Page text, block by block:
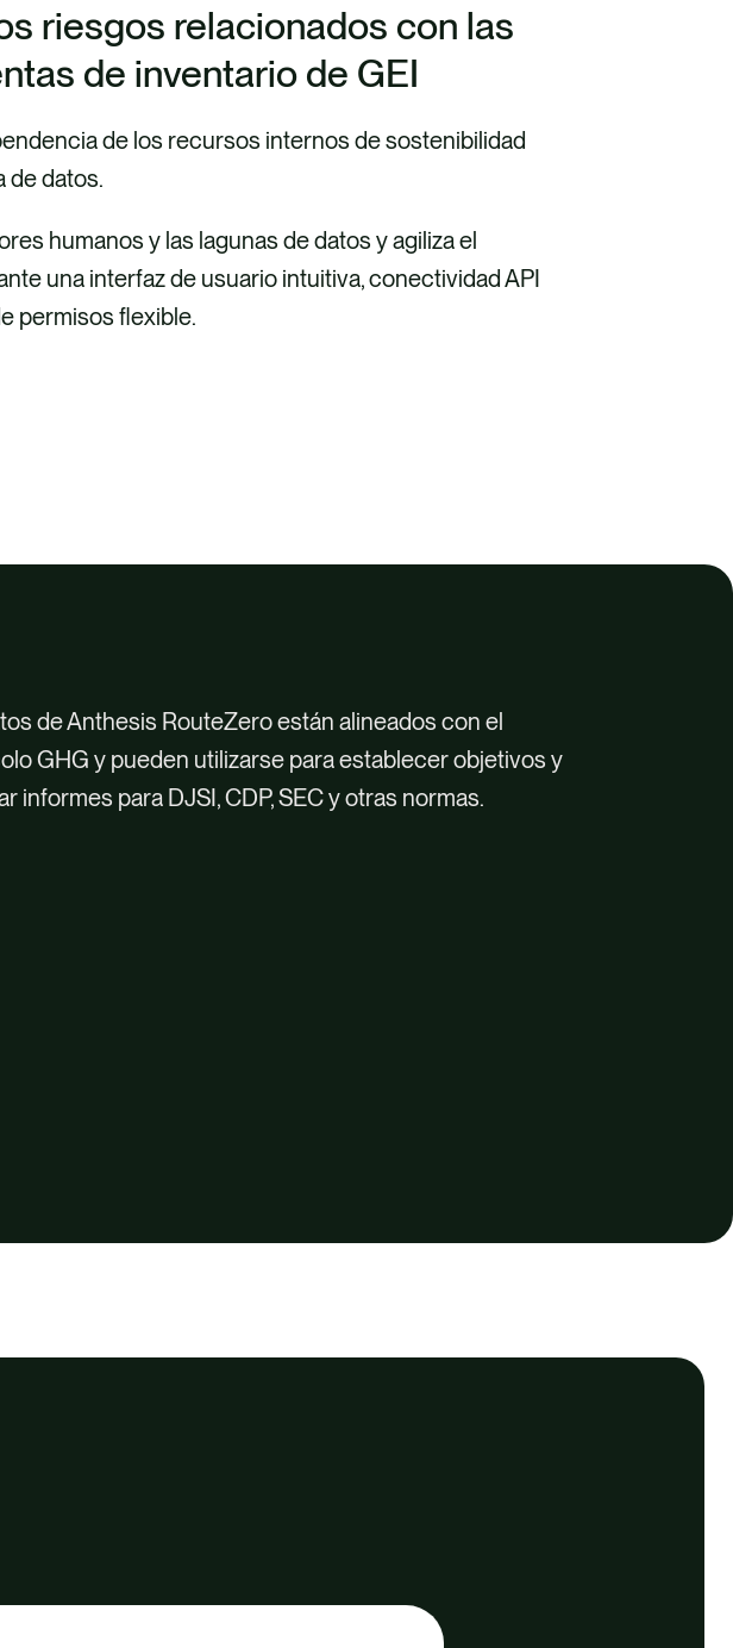
riesgos relacionados con las
de inventario de GEI
de los recursos internos de sostenibilidad
de datos.
humanos y las lagunas de datos y agiliza el
una interfaz de usuario intuitiva, conectividad API
permisos flexible.
de Anthesis RouteZero están alineados con el
GHG y pueden utilizarse para establecer objetivos y
informes para DJSI, CDP, SEC y otras normas.